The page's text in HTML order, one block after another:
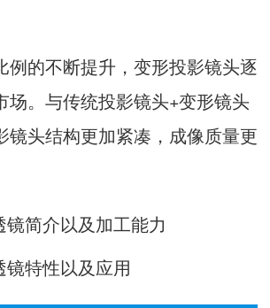
例的不断提升，变形投影镜头逐
场。与传统投影镜头+变形镜头
镜头结构更加紧凑，成像质量更
镜简介以及加工能力
镜特性以及应用